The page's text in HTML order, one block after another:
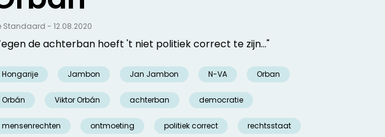
de achterban hoeft 't niet politiek correct te zijn..."
Hongarije Jambon Jan Jambon N-VA Orban
Orbán Viktor Orbán achterban democratie
mensenrechten ontmoeting politiek correct rechtsstaat
Standaard - 12.08.2020